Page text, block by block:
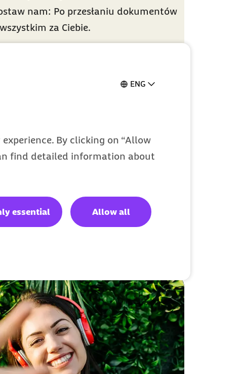
ENG
By clicking on “Allow
find detailed information about
essential Allow all
nam: Po przesłaniu dokumentów
za Ciebie.
naszą anglojęzyczną infolinię.